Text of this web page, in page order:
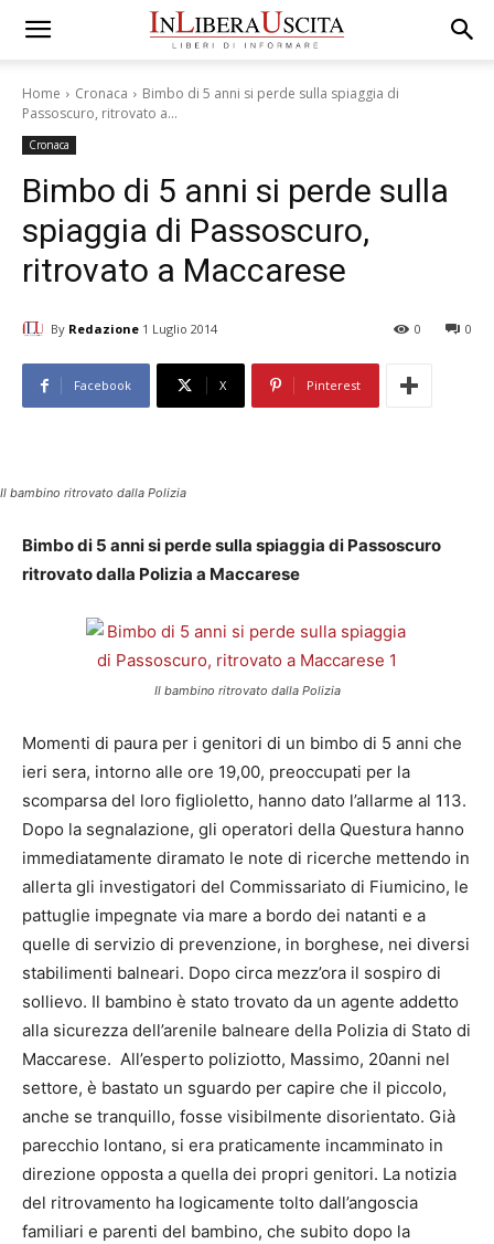
Home Cronaca
Bimbo di 5 anni si perde sulla spiaggia di
Passoscuro, ritrovato a...
Cronaca
Bimbo di 5 anni si perde sulla
spiaggia di Passoscuro,
ritrovato a Maccarese
By Redazione 1 Luglio 2014 0
0
Facebook X Pinterest
Il bambino ritrovato dalla Polizia
Bimbo di 5 anni si perde sulla spiaggia di Passoscuro
ritrovato dalla Polizia a Maccarese
Il bambino ritrovato dalla Polizia
Momenti di paura per i genitori di un bimbo di 5 anni che
ieri sera, intorno alle ore 19,00, preoccupati per la
scomparsa del loro figlioletto, hanno dato l’allarme al 113.
Dopo la segnalazione, gli operatori della Questura hanno
immediatamente diramato le note di ricerche mettendo in
allerta gli investigatori del Commissariato di Fiumicino, le
pattuglie impegnate via mare a bordo dei natanti e a
quelle di servizio di prevenzione, in borghese, nei diversi
stabilimenti balneari. Dopo circa mezz’ora il sospiro di
sollievo. Il bambino è stato trovato da un agente addetto
alla sicurezza dell’arenile balneare della Polizia di Stato di
Maccarese. All’esperto poliziotto, Massimo, 20anni nel
settore, è bastato un sguardo per capire che il piccolo,
anche se tranquillo, fosse visibilmente disorientato. Già
parecchio lontano, si era praticamente incamminato in
direzione opposta a quella dei propri genitori. La notizia
del ritrovamento ha logicamente tolto dall’angoscia
familiari e parenti del bambino, che subito dopo la